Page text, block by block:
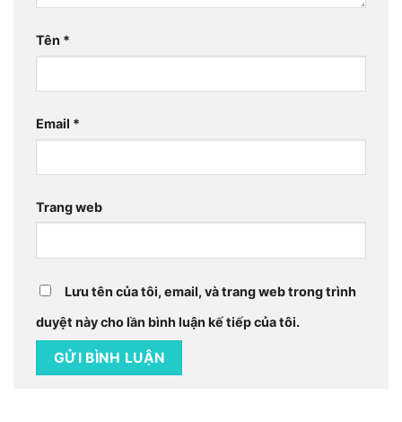
Tên *
Email *
Trang web
Lưu tên của tôi, email, và trang web trong trình
duyệt này cho lần bình luận kế tiếp của tôi.